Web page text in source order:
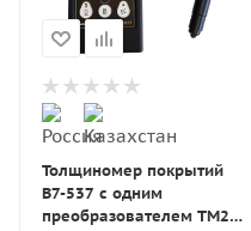
Толщиномер покрытий
В7-537 с одним
преобразователем ТМ20-